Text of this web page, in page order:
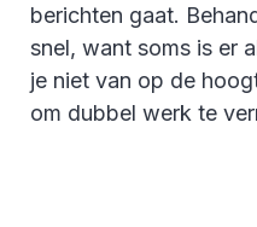
berichten gaat.
snel, want soms is er
je niet van op de
om dubbel werk te